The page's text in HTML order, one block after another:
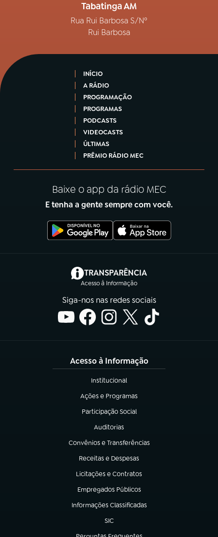
Tabatinga AM
Rua Rui Barbosa S/Nº
Rui Barbosa
INÍCIO
A RÁDIO
PROGRAMAÇÃO
PROGRAMAS
PODCASTS
VIDEOCASTS
ÚLTIMAS
PRÊMIO RÁDIO MEC
Baixe o app da rádio MEC
E tenha a gente sempre com você.
TRANSPARÊNCIA
Acesso à Informação
(abre em nova aba)
Siga-nos nas redes sociais
Acesso à Informação
Institucional
(abre em nova aba)
Ações e Programas
(abre em nova aba)
Participação Social
(abre em nova aba)
Auditorias
(abre em nova aba)
Convênios e Transferências
(abre em nova aba)
Receitas e Despesas
(abre em nova aba)
Licitações e Contratos
(abre em nova aba)
Empregados Públicos
(abre em nova aba)
Informações Classificadas
(abre em nova aba)
SIC
(abre em nova aba)